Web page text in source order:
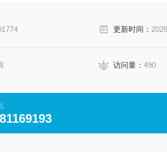
更新时间：
访问量：490